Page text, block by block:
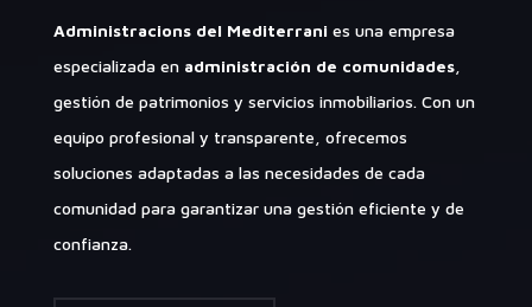
Administracions del Mediterrani es una empresa
especializada en administración de comunidades,
gestión de patrimonios y servicios inmobiliarios. Con un
equipo profesional y transparente, ofrecemos
soluciones adaptadas a las necesidades de cada
comunidad para garantizar una gestión eficiente y de
confianza.